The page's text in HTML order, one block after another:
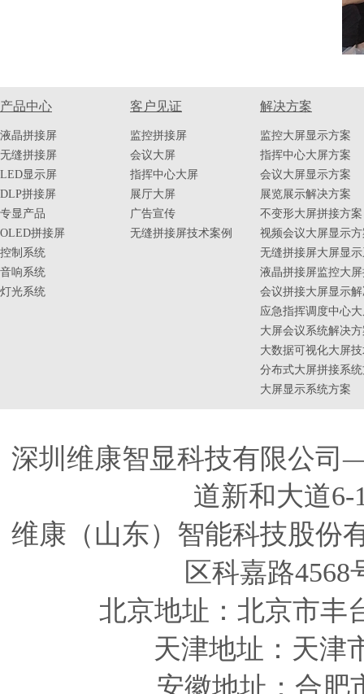
产品中心
液晶拼接屏
无缝拼接屏
LED显示屏
DLP拼接屏
专显产品
OLED拼接屏
控制系统
音响系统
灯光系统
客户见证
监控拼接屏
会议大屏
指挥中心大屏
展厅大屏
广告宣传
无缝拼接屏技术案例
解决方案
监控大屏显示方案
指挥中心大屏方案
会议大屏显示方案
展览展示解决方案
不变形大屏拼接方案
视频会议大屏显示
无缝拼接屏大屏显
液晶拼接屏监控大
会议拼接大屏显示
应急指挥调度中心
大屏会议系统解决
大数据可视化大屏
分布式大屏拼接系
大屏显示系统方案
深圳维康智显科技有限公
道新和大道6-
维康（山东）智能科技股
区科嘉路
北京地址：北京市丰
天津地址 ：天津
安徽地址 ：合